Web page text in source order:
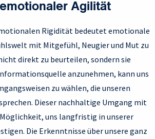
Agilität
Rigidität bedeutet emotionale
mit Mitgefühl, Neugier und Mut zu
direkt zu beurteilen, sondern sie
anzunehmen, kann uns
zu wählen, die unseren
Dieser nachhaltige Umgang mit
uns langfristig in unserer
Die Erkenntnisse über unsere ganz